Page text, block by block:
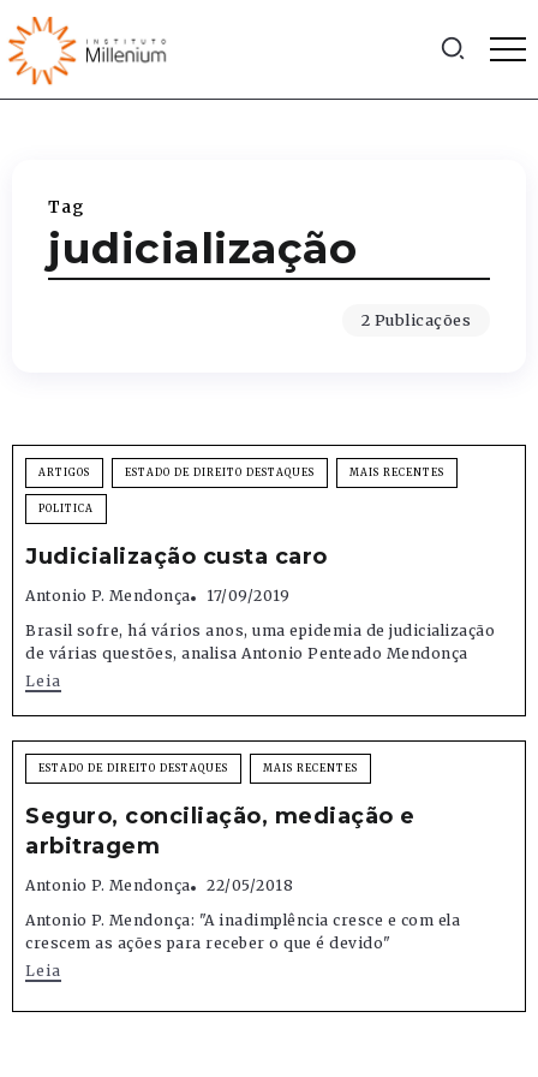
Tag
judicialização
2 Publicações
ARTIGOS ESTADO DE DIREITO DESTAQUES MAIS RECENTES
POLITICA
Judicialização custa caro
Antonio P. Mendonça
17/09/2019
Brasil sofre, há vários anos, uma epidemia de judicialização
de várias questões, analisa Antonio Penteado Mendonça
Leia
ESTADO DE DIREITO DESTAQUES MAIS RECENTES
Seguro, conciliação, mediação e
arbitragem
Antonio P. Mendonça
22/05/2018
Antonio P. Mendonça: "A inadimplência cresce e com ela
crescem as ações para receber o que é devido"
Leia